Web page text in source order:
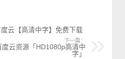
云【高清中字】免费下载
下一篇：
度云资源「HD1080p高清中
字」